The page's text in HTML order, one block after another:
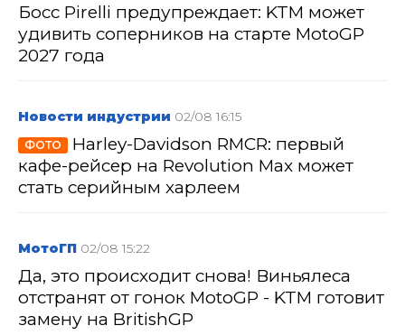
Босс Pirelli предупреждает: KTM может
удивить соперников на старте MotoGP
2027 года
Новости индустрии 02/08 16:15
ФОТО
Harley-Davidson RMCR: первый
кафе-рейсер на Revolution Max может
стать серийным харлеем
МотоГП 02/08 15:22
Да, это происходит снова! Виньялеса
отстранят от гонок MotoGP - KTM готовит
замену на BritishGP